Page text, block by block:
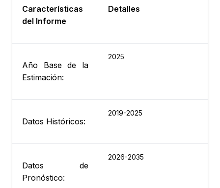
Características
del Informe
Detalles
Año Base de la
Estimación:
2025
Datos Históricos:
2019-2025
Datos de
Pronóstico:
2026-2035